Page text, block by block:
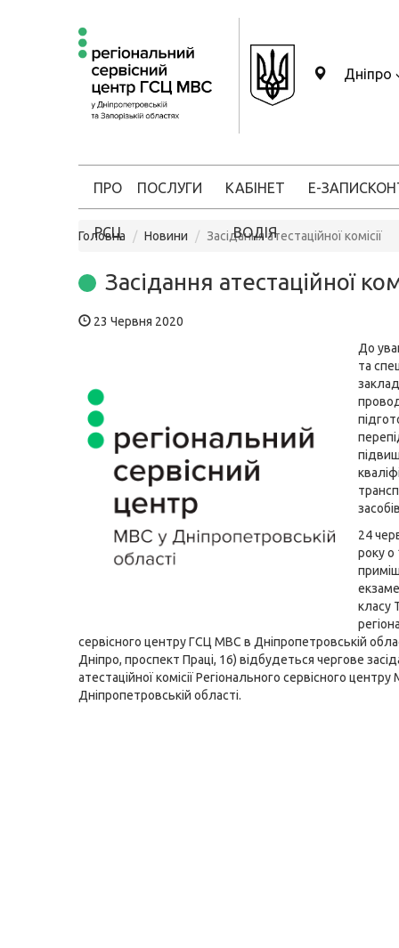
Дніпро
ПРО
РСЦ
ПОСЛУГИ КАБІНЕТ
ВОДІЯ
Е-ЗАПИС
Головна Новини Засідання атестаційної комісії
Засідання атестаційної
23 Червня 2020
До
та
24
року о
класу
сервісного центру ГСЦ МВС в Дніпропетровській
Дніпро, проспект Праці, 16) відбудеться чергове
атестаційної комісії Регіонального сервісного
Дніпропетровській області.